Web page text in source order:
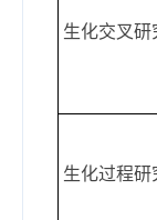
生化交叉研
生化过程研